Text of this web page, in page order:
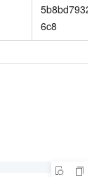
5b8bd7932
6c8